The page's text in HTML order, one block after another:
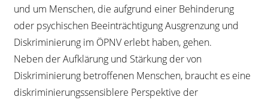
und um Menschen, die aufgrund einer Behinderung
oder psychischen Beeinträchtigung Ausgrenzung und
Diskriminierung im ÖPNV erlebt haben, gehen.
Neben der Aufklärung und Stärkung der von
Diskriminierung betroffenen Menschen, braucht es eine
diskriminierungssensiblere Perspektive der